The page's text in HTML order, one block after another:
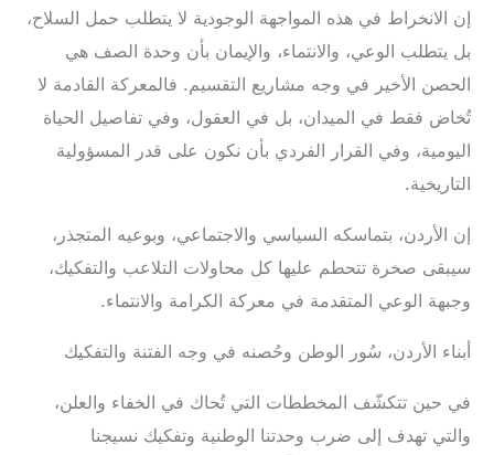
‎إن الانخراط في هذه المواجهة الوجودية لا يتطلب حمل السلاح،
بل يتطلب الوعي، والانتماء، والإيمان بأن وحدة الصف هي
الحصن الأخير في وجه مشاريع التقسيم. فالمعركة القادمة لا
تُخاض فقط في الميدان، بل في العقول، وفي تفاصيل الحياة
اليومية، وفي القرار الفردي بأن نكون على قدر المسؤولية
التاريخية.
‎إن الأردن، بتماسكه السياسي والاجتماعي، وبوعيه المتجذر،
سيبقى صخرة تتحطم عليها كل محاولات التلاعب والتفكيك،
وجبهة الوعي المتقدمة في معركة الكرامة والانتماء.
أبناء الأردن، سُور الوطن وحُصنه في وجه الفتنة والتفكيك
‎في حين تتكشّف المخططات التي تُحاك في الخفاء والعلن،
والتي تهدف إلى ضرب وحدتنا الوطنية وتفكيك نسيجنا